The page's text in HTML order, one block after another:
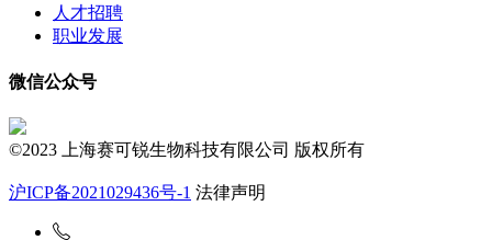
人才招聘
职业发展
微信公众号
©2023 上海赛可锐生物科技有限公司 版权所有
沪ICP备2021029436号-1 法律声明